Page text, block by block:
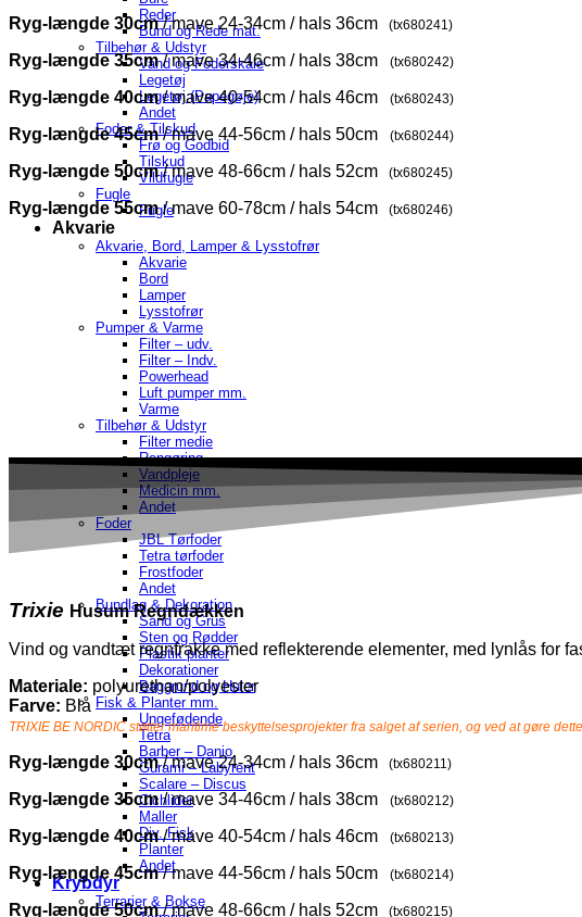
Reder
Bund og Rede mat.
Tilbehør & Udstyr
Vand og Foderskåle
Legetøj
Legetøj (Papegøje)
Andet
Foder & Tilskud
Frø og Godbid
Tilskud
Vildfugle
Fugle
Fugle
Akvarie
Akvarie, Bord, Lamper & Lysstofrør
Akvarie
Bord
Lamper
Lysstofrør
Pumper & Varme
Filter – udv.
Filter – Indv.
Powerhead
Luft pumper mm.
Varme
Tilbehør & Udstyr
Filter medie
Rengøring
Vandpleje
Medicin mm.
Andet
Foder
JBL Tørfoder
Tetra tørfoder
Frostfoder
Andet
Bundlag & Dekoration
Sand og Grus
Sten og Rødder
Plastik planter
Dekorationer
Baggrund og Huler
Fisk & Planter mm.
Ungefødende
Tetra
Barber – Danio
Gurami – Labyrent
Scalare – Discus
Cichlider
Maller
Div. Fisk
Planter
Andet
Krybdyr
Terrarier & Bokse
Ryg-længde 30cm/ mave 24-34cm / hals 36cm (tx680241)
Ryg-længde 35cm/ mave 34-46cm / hals 38cm (tx680242)
Ryg-længde 40cm/ mave 40-54cm / hals 46cm (tx680243)
Ryg-længde 45cm/ mave 44-56cm / hals 50cm (tx680244)
Ryg-længde 50cm/ mave 48-66cm / hals 52cm (tx680245)
Ryg-længde 55cm/ mave 60-78cm / hals 54cm (tx680246)
Trixie Husum Regndækken
Vind og vandtæt regnfrakke med reflekterende elementer, med lynlås for
Materiale: polyurethan/polyester
Farve: Blå
TRIXIE BE NORDIC støtter maritime beskyttelsesprojekter fra salget af serien, og ved at gøre
Ryg-længde 30cm/ mave 24-34cm / hals 36cm (tx680211)
Ryg-længde 35cm/ mave 34-46cm / hals 38cm (tx680212)
Ryg-længde 40cm/ mave 40-54cm / hals 46cm (tx680213)
Ryg-længde 45cm/ mave 44-56cm / hals 50cm (tx680214)
Ryg-længde 50cm/ mave 48-66cm / hals 52cm (tx680215)